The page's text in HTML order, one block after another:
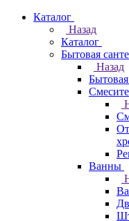
Каталог
Назад
Каталог
Бытовая
Назад
Ванны